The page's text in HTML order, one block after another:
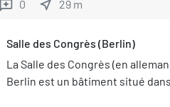
mondial de l'organisation des
reviews 0 near_me 29 m
Salle des Congrès (Berlin)
La Salle des Congrès (en
Berlin est un bâtiment situé